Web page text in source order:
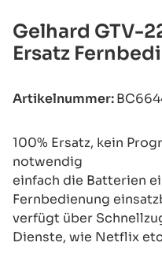
Gelhard GTV-
Ersatz
Artikelnummer:
100% Ersatz, kein
notwendig
einfach die Batterien
Fernbedienung
verfügt über
Dienste, wie Netflix